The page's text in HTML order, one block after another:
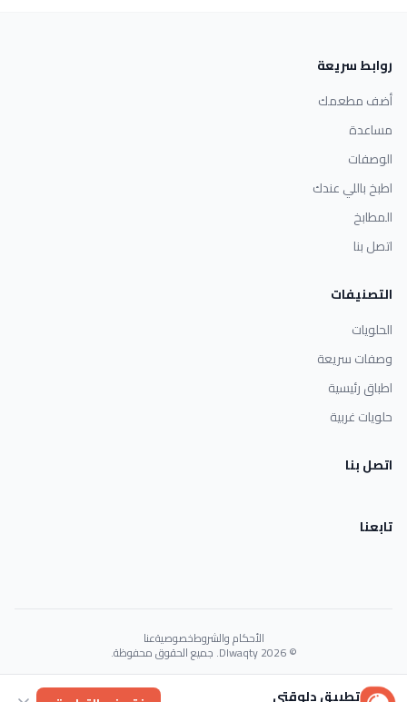
روابط سريعة
أضف مطعمك
مساعدة
الوصفات
اطبخ باللي عندك
المطابخ
اتصل بنا
التصنيفات
الحلويات
وصفات سريعة
اطباق رئيسية
حلويات غربية
اتصل بنا
تابعنا
الأحكام والشروطخصوصيةعنا
© 2026 Dlwaqty. جميع الحقوق محفوظة.
Powered byGAIT
تطبيق دلوقتي